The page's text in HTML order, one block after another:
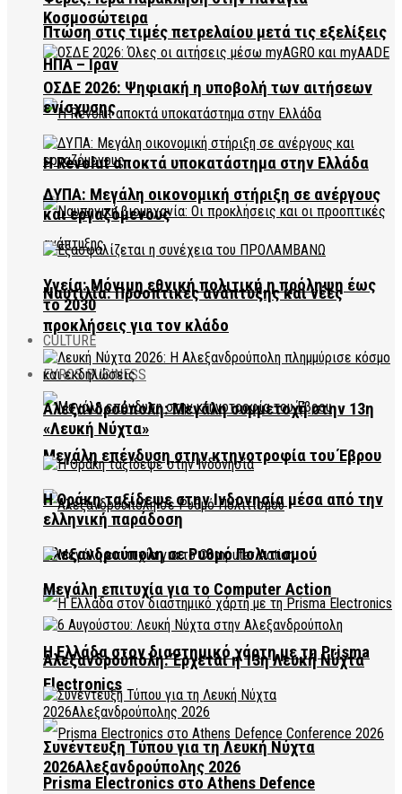
Πτώση στις τιμές πετρελαίου μετά τις εξελίξεις
ΗΠΑ – Ιράν
Η Revolut αποκτά υποκατάστημα στην Ελλάδα
Ναυτιλία: Προοπτικές ανάπτυξης και νέες
προκλήσεις για τον κλάδο
EVROS BUSINESS
Μεγάλη επένδυση στην κτηνοτροφία του Έβρου
Αλεξανδρούπολη σε Ρυθμό Πολιτισμού
Η Ελλάδα στον διαστημικό χάρτη με τη Prisma
Electronics
Prisma Electronics στο Athens Defence
Κοσμοσώτειρα
ΟΣΔΕ 2026: Ψηφιακή η υποβολή των αιτήσεων
ενίσχυσης
ΔΥΠΑ: Μεγάλη οικονομική στήριξη σε ανέργους
και εργαζόμενους
Υγεία: Μόνιμη εθνική πολιτική η πρόληψη έως
το 2030
CULTURE
Αλεξανδρούπολη: Μεγάλη συμμετοχή στην 13η
«Λευκή Νύχτα»
Η Θράκη ταξίδεψε στην Ινδονησία μέσα από την
ελληνική παράδοση
Μεγάλη επιτυχία για το Computer Action
Αλεξανδρούπολη: Έρχεται η 13η Λευκή Νύχτα
Συνέντευξη Τύπου για τη Λευκή Νύχτα
2026Αλεξανδρούπολης 2026